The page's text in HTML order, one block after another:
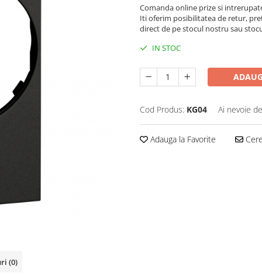
Comanda online prize si
Iti oferim posibilitatea de retur,
direct de pe stocul nostru sau
IN STOC
Cod Produs: KG04 Ai nevoie
Adauga la Favorite
(0)